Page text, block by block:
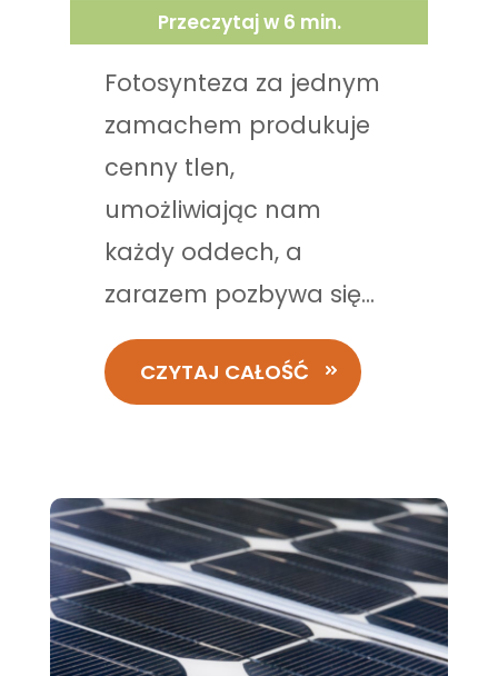
Przeczytaj w 6 min.
Fotosynteza za jednym
zamachem produkuje
cenny tlen,
umożliwiając nam
każdy oddech, a
zarazem pozbywa się...
CZYTAJ CAŁOŚĆ